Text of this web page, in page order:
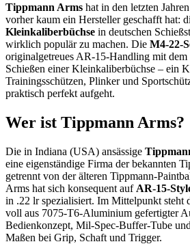
Tippmann Arms hat in den letzten
vorher kaum ein Hersteller geschafft hat:
Kleinkaliberbüchse in deutschen
wirklich populär zu machen. Die M4-22-
originalgetreues AR-15-Handling mit dem
Schießen einer Kleinkaliberbüchse – ein
Trainingsschützen, Plinker und
praktisch perfekt aufgeht.
Wer ist Tippmann Arms?
Die in Indiana (USA) ansässige
eine eigenständige Firma der bekannten
getrennt von der älteren Tippmann-
Arms hat sich konsequent auf AR-15-
in .22 lr spezialisiert. Im Mittelpunkt steht
voll aus 7075-T6-Aluminium gefertigter
Bedienkonzept, Mil-Spec-Buffer-Tube
Maßen bei Grip, Schaft und Trigger.